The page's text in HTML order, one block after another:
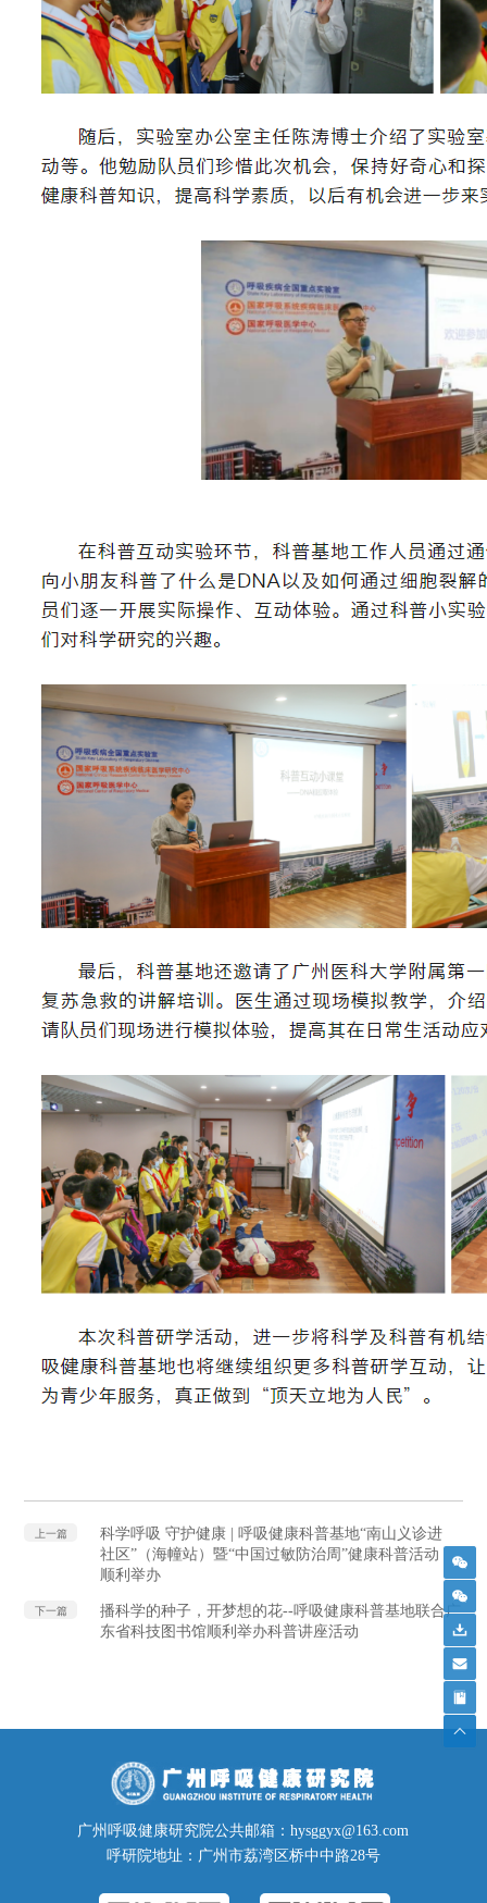
上一篇
科学呼吸 守护健康 | 呼吸健康科普基地“南山义诊进
社区”（海幢站）暨“中国过敏防治周”健康科普活动
顺利举办
下一篇
播科学的种子，开梦想的花--呼吸健康科普基地联合广
东省科技图书馆顺利举办科普讲座活动
广州呼吸健康研究院公共邮箱：hysggyx@163.com
呼研院地址：广州市荔湾区桥中中路28号